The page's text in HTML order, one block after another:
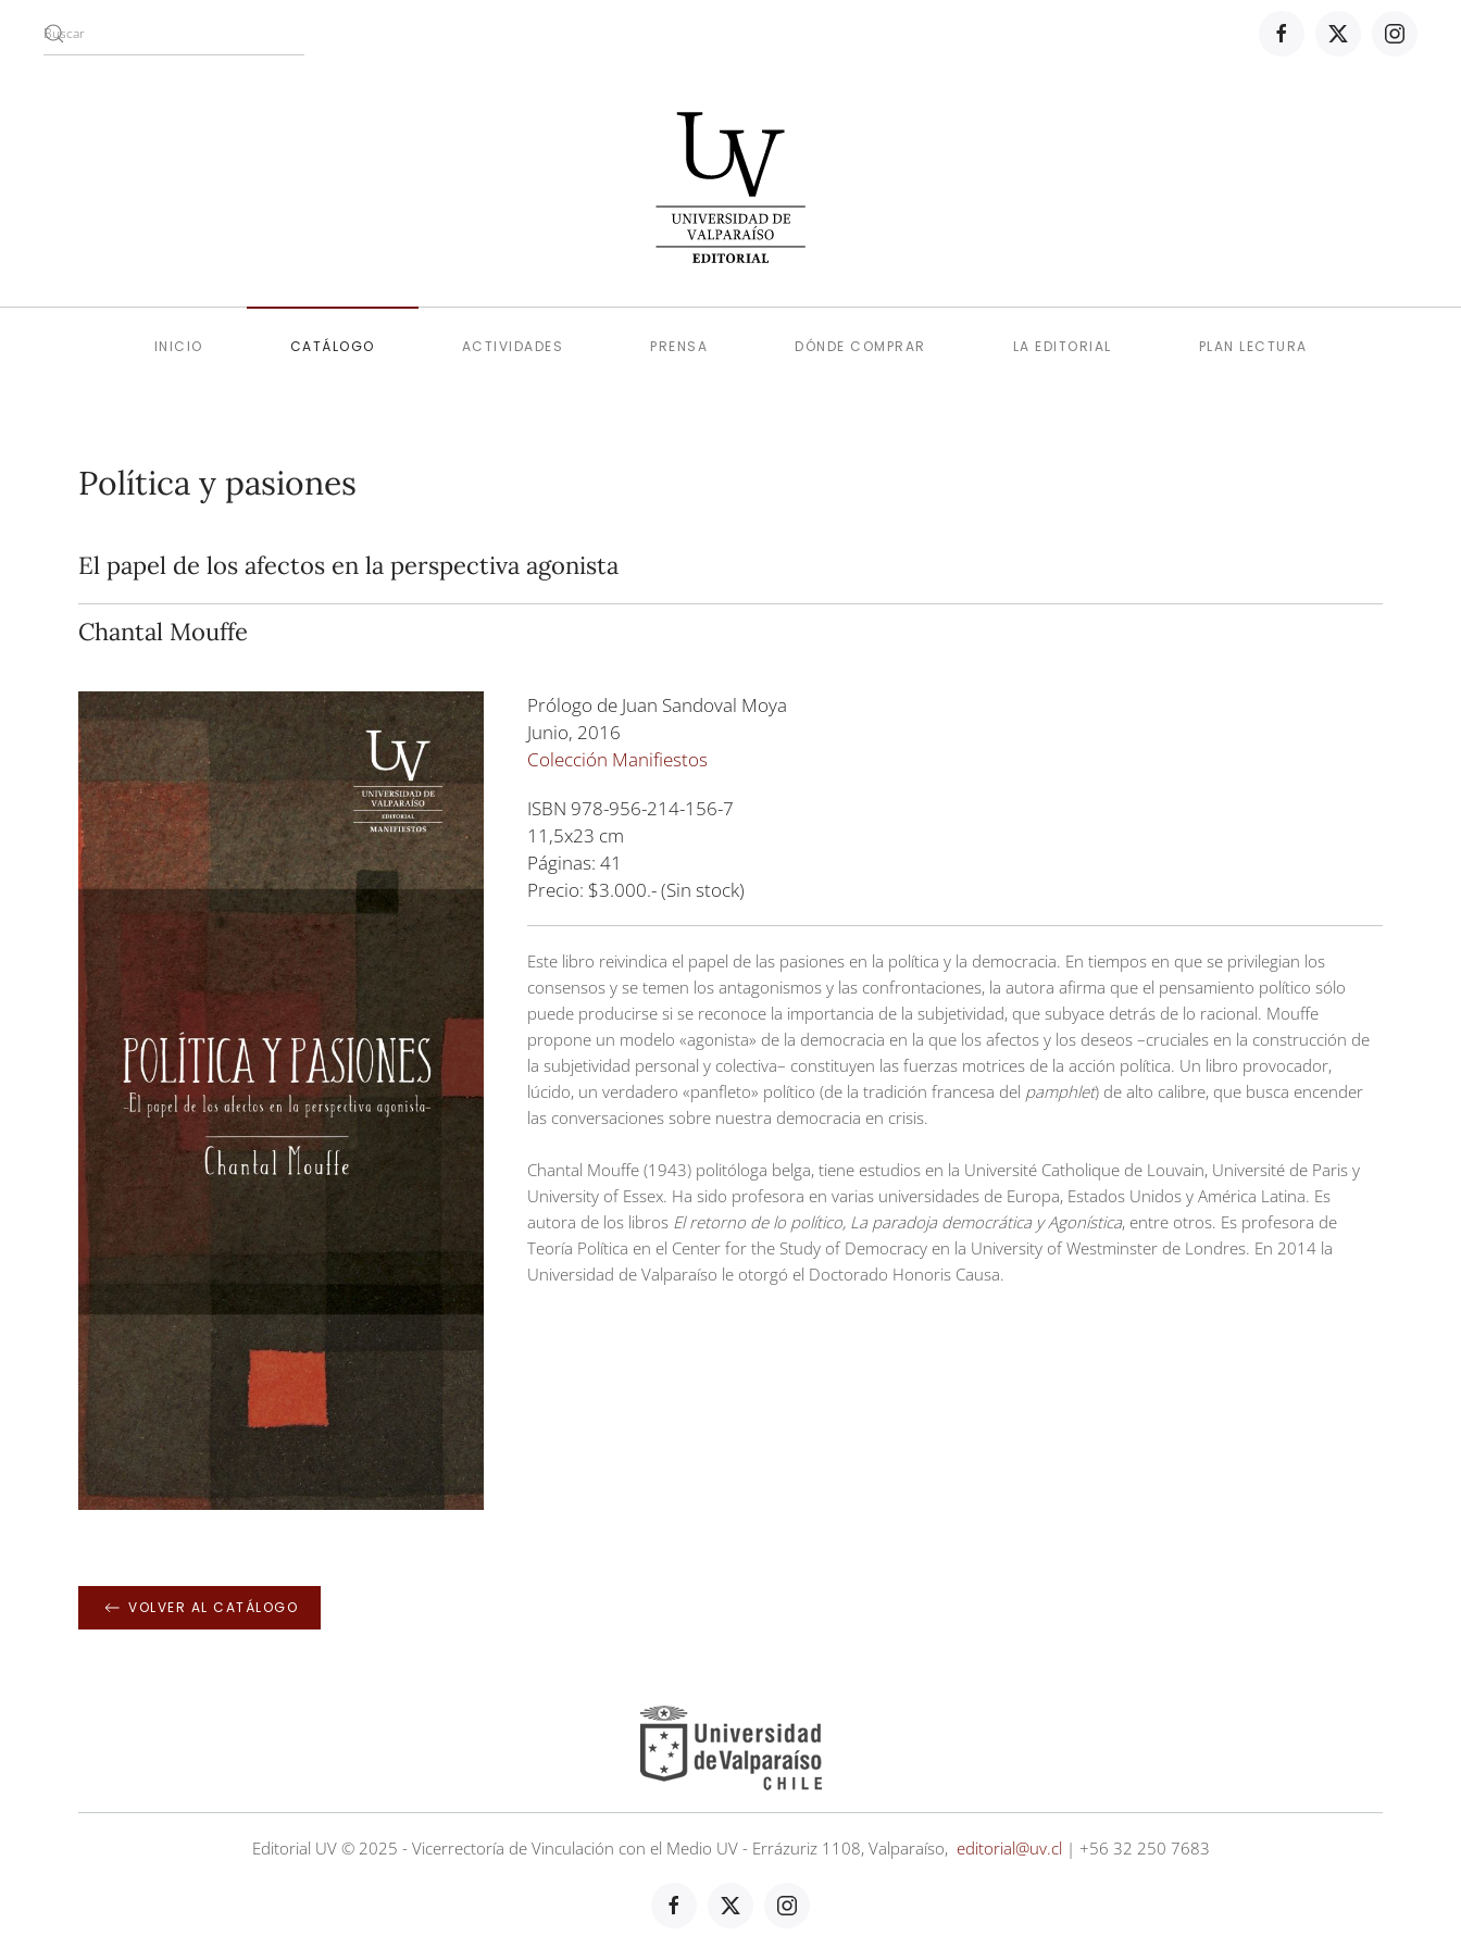
Skip to main content
INICIO CATÁLOGO ACTIVIDADES PRENSA DÓNDE COMPRAR LA EDITORIAL PLAN LECTURA
Política y pasiones
El papel de los afectos en la perspectiva agonista
Chantal Mouffe
Prólogo de Juan Sandoval Moya
Junio, 2016
Colección Manifiestos
ISBN 978-956-214-156-7
11,5x23 cm
Páginas: 41
Precio: $3.000.- (Sin stock)
Este libro reivindica el papel de las pasiones en la política y la democracia. En tiempos en que se privilegian los
consensos y se temen los antagonismos y las confrontaciones, la autora afirma que el pensamiento político sólo
puede producirse si se reconoce la importancia de la subjetividad, que subyace detrás de lo racional. Mouffe
propone un modelo «agonista» de la democracia en la que los afectos y los deseos –cruciales en la construcción de
la subjetividad personal y colectiva– constituyen las fuerzas motrices de la acción política. Un libro provocador,
lúcido, un verdadero «panfleto» político (de la tradición francesa del pamphlet) de alto calibre, que busca encender
las conversaciones sobre nuestra democracia en crisis.
Chantal Mouffe (1943) politóloga belga, tiene estudios en la Université Catholique de Louvain, Université de Paris y
University of Essex. Ha sido profesora en varias universidades de Europa, Estados Unidos y América Latina. Es
autora de los libros El retorno de lo político, La paradoja democrática y Agonística, entre otros. Es profesora de
Teoría Política en el Center for the Study of Democracy en la University of Westminster de Londres. En 2014 la
Universidad de Valparaíso le otorgó el Doctorado Honoris Causa.
VOLVER AL CATÁLOGO
Editorial UV © 2025 - Vicerrectoría de Vinculación con el Medio UV - Errázuriz 1108, Valparaíso, editorial@uv.cl | +56 32 250 7683